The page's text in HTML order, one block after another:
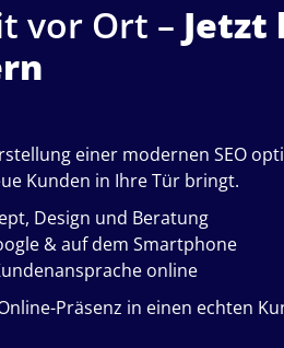
vor Ort – Jetzt
einer modernen SEO
Kunden in Ihre Tür bringt.
Design und Beratung
& auf dem Smartphone
online
Präsenz in einen echten